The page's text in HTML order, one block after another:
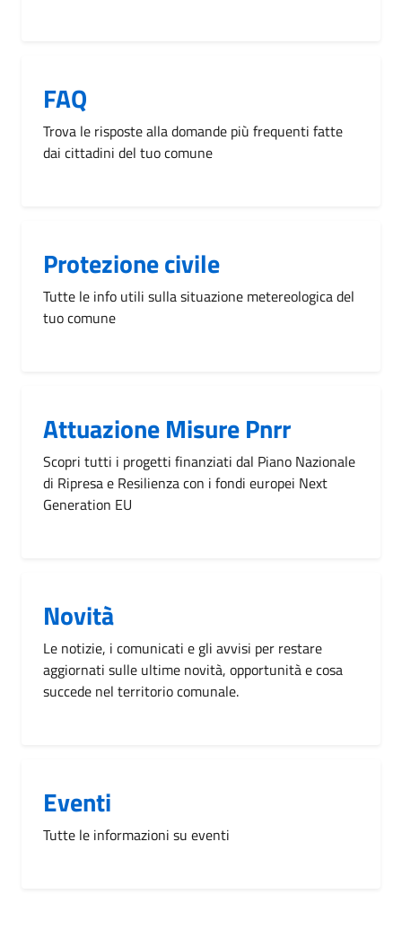
FAQ
Trova le risposte alla domande più frequenti fatte
dai cittadini del tuo comune
Protezione civile
Tutte le info utili sulla situazione metereologica del
tuo comune
Attuazione Misure Pnrr
Scopri tutti i progetti finanziati dal Piano Nazionale
di Ripresa e Resilienza con i fondi europei Next
Generation EU
Novità
Le notizie, i comunicati e gli avvisi per restare
aggiornati sulle ultime novità, opportunità e cosa
succede nel territorio comunale.
Eventi
Tutte le informazioni su eventi